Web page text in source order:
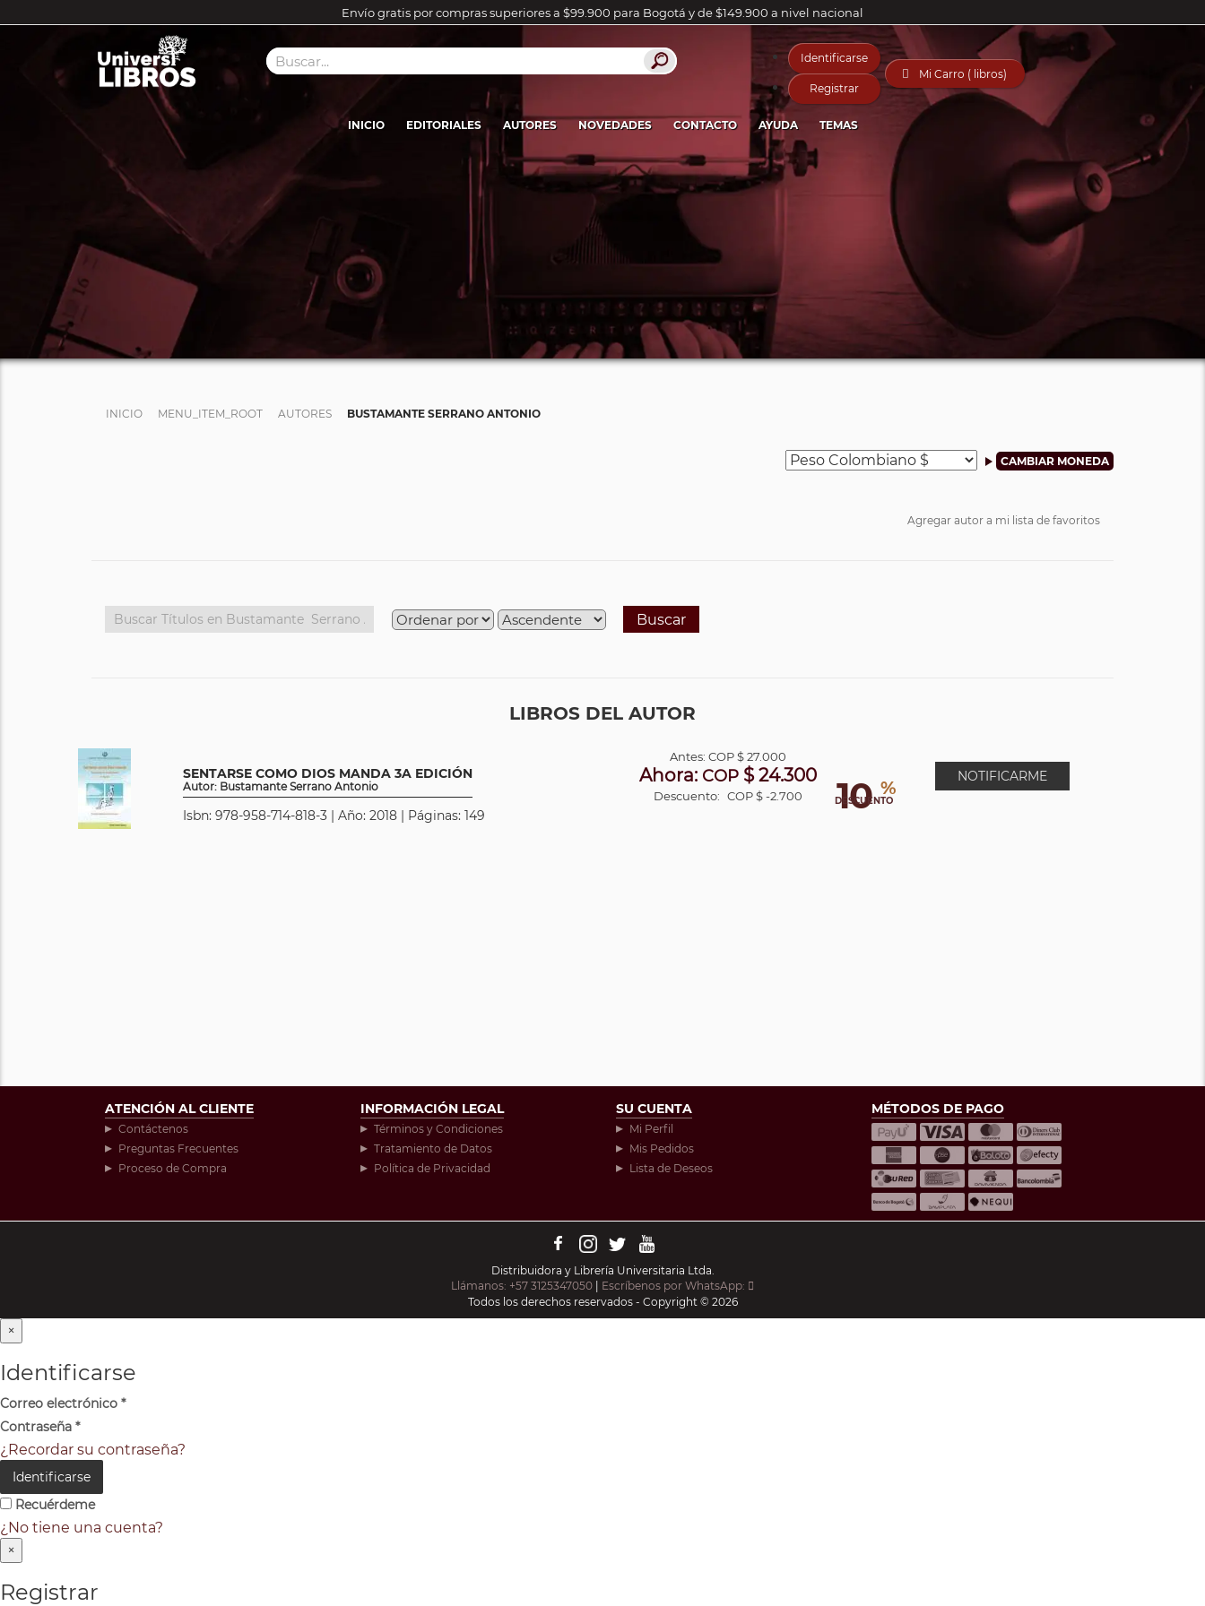
Envío gratis por compras superiores a $99.900 para Bogotá y de $149.900 a nivel nacional
Identificarse
Registrar
 Mi Carro ( libros)
INICIO EDITORIALES AUTORES NOVEDADES CONTACTO AYUDA TEMAS
INICIO MENU_ITEM_ROOT AUTORES BUSTAMANTE SERRANO ANTONIO
Agregar autor a mi lista de favoritos
Buscar
LIBROS DEL AUTOR
SENTARSE COMO DIOS MANDA 3A EDICIÓN
Autor: Bustamante Serrano Antonio
Isbn: 978-958-714-818-3 | Año: 2018 | Páginas: 149 10 %
DESCUENTO
Antes:COP$ 27.000
Ahora: COP $ 24.300
Descuento: COP $ -2.700
NOTIFICARME
ATENCIÓN AL CLIENTE
Contáctenos
Preguntas Frecuentes
Proceso de Compra
INFORMACIÓN LEGAL
Términos y Condiciones
Tratamiento de Datos
Política de Privacidad
SU CUENTA
Mi Perfil
Mis Pedidos
Lista de Deseos
MÉTODOS DE PAGO
Distribuidora y Librería Universitaria Ltda.
Llámanos: +57 3125347050
Escríbenos por WhatsApp:
Todos los derechos reservados - Copyright © 2026
×
Identificarse
Correo electrónico *
Contraseña *
¿Recordar su contraseña?
Identificarse
Recuérdeme
¿No tiene una cuenta?
×
Registrar